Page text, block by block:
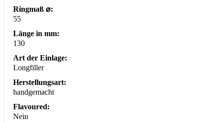
Ringmaß ⌀:
55
Länge in mm:
130
Art der Einlage:
Longfiller
Herstellungsart:
handgemacht
Flavoured:
Nein